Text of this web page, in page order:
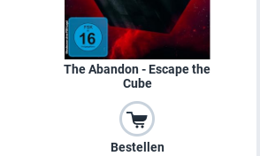
The Abandon - Escape the
Cube
Bestellen